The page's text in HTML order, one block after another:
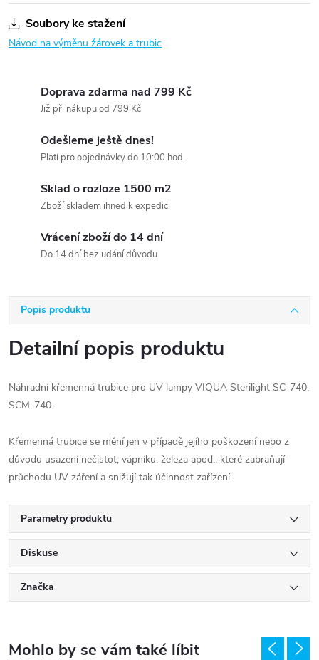
Soubory ke stažení
Návod na výměnu žárovek a trubic
Doprava zdarma nad 799 Kč
Již při nákupu od 799 Kč
Odešleme ještě dnes!
Platí pro objednávky do 10:00 hod.
Sklad o rozloze 1500 m2
Zboží skladem ihned k expedici
Vrácení zboží do 14 dní
Do 14 dní bez udání důvodu
Popis produktu
Detailní popis produktu
Náhradní křemenná trubice pro UV lampy VIQUA Sterilight SC-740,
SCM-740.
Křemenná trubice se mění jen v případě jejího poškození nebo z
důvodu usazení nečistot, vápníku, železa apod., které zabraňují
průchodu UV záření a snižují tak účinnost zařízení.
Parametry produktu
Diskuse
Značka